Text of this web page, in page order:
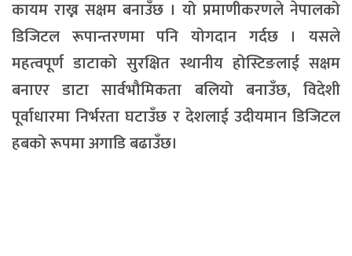
कायम राख्न सक्षम बनाउँछ । यो प्रमाणीकरणले नेपालको
डिजिटल रूपान्तरणमा पनि योगदान गर्दछ । यसले
महत्वपूर्ण डाटाको सुरक्षित स्थानीय होस्टिङलाई सक्षम
बनाएर डाटा सार्वभौमिकता बलियो बनाउँछ, विदेशी
पूर्वाधारमा निर्भरता घटाउँछ र देशलाई उदीयमान डिजिटल
हबको रूपमा अगाडि बढाउँछ।